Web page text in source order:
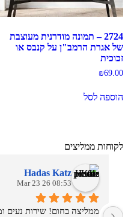
2724 – תמונה מודרנית מעוצבת
של אגרת הרמב"ן על קנבס או
זכוכית
₪69.00
הוספה לסל
לקוחות ממליצים
Hadas Katz
08:53 26 Mar 23
ממליצה בחום! שירות נעים